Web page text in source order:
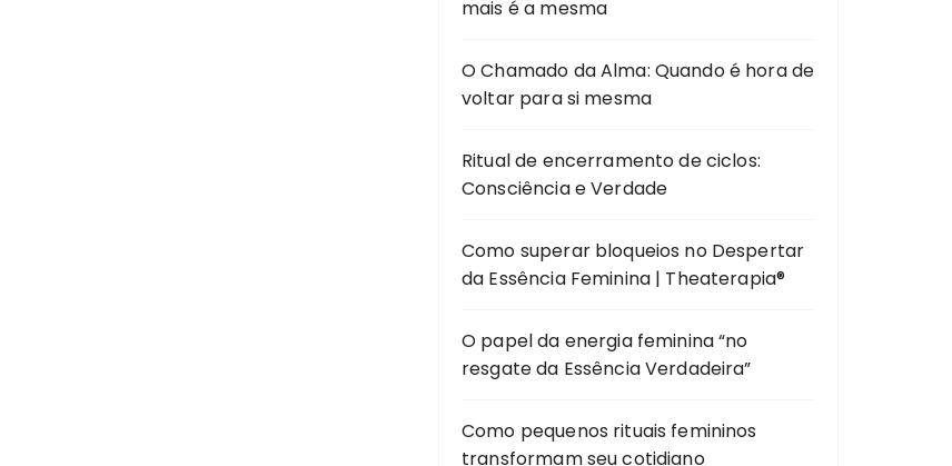
mais é a mesma
O Chamado da Alma: Quando é hora de
voltar para si mesma
Ritual de encerramento de ciclos:
Consciência e Verdade
Como superar bloqueios no Despertar
da Essência Feminina | Theaterapia®
O papel da energia feminina “no
resgate da Essência Verdadeira”
Como pequenos rituais femininos
transformam seu cotidiano